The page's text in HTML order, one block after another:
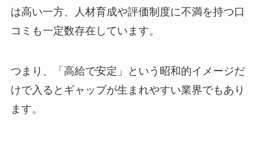
は高い一方、人材育成や評価制度に不満を持つ口
コミも一定数存在しています。
つまり、「高給で安定」という昭和的イメージだ
けで入るとギャップが生まれやすい業界でもあり
ます。